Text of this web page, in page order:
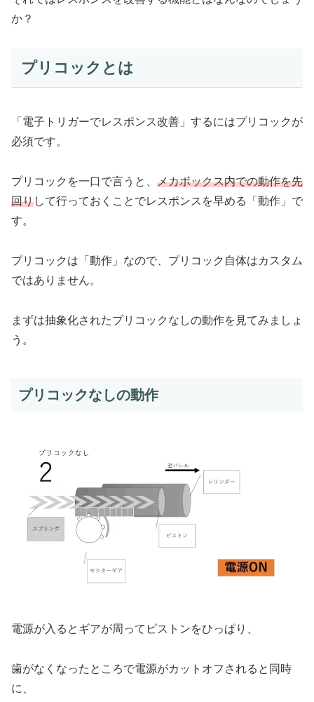
か？
プリコックとは
「電子トリガーでレスポンス改善」するにはプリコックが
必須です。
プリコックを一口で言うと、 メカボックス内での動作を先
回りして行っておくことでレスポンスを早める「動作」で
す。
プリコックは「動作」なので、プリコック自体はカスタム
ではありません。
まずは抽象化されたプリコックなしの動作を見てみましょ
う。
プリコックなしの動作
電源が入るとギアが周ってピストンをひっぱり、
歯がなくなったところで電源がカットオフされると同時
に、